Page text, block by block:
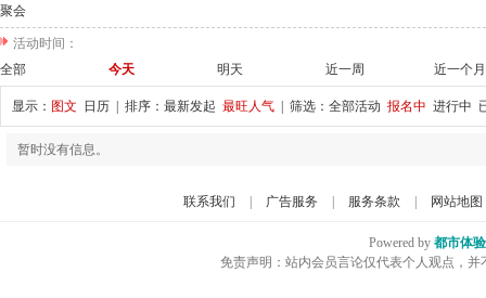
聚会
活动时间：
全部
今天 明天 近一周 近一个月
显示： 图文 日历 | 排序： 最新发起 最旺人气 | 筛选： 全部活动 报名中 进行中
暂时没有信息。
联系我们 广告服务 服务条款 网站地图
Powered by 都市体
免责声明：站内会员言论仅代表个人观点，